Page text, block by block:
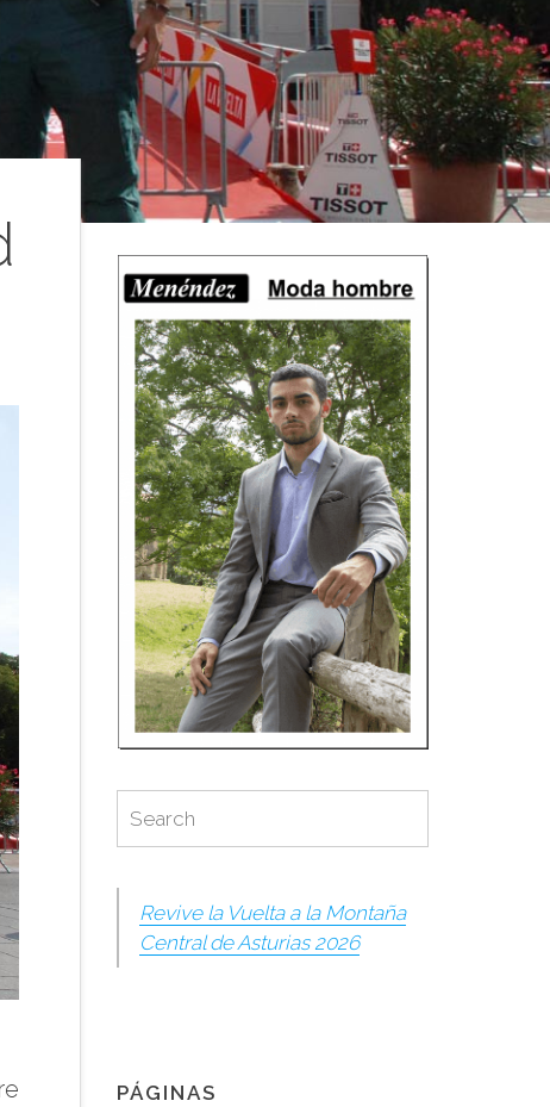
for:
Search
Revive la Vuelta a la Montaña
Central de Asturias 2026
PÁGINAS